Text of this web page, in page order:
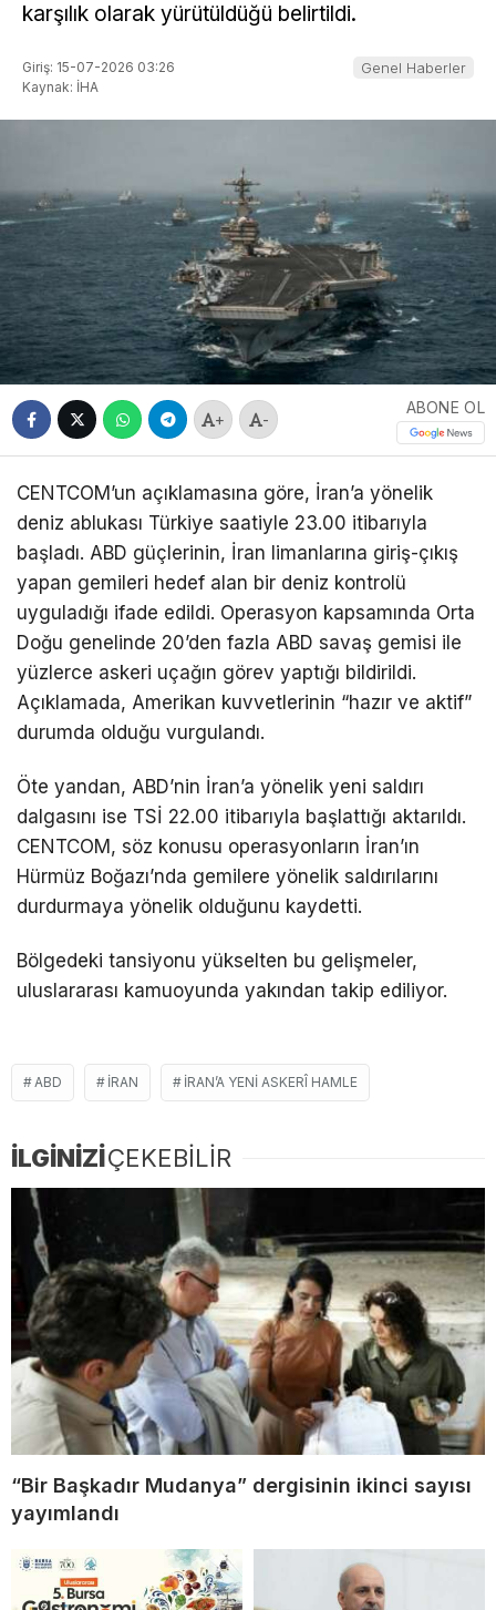
karşılık olarak yürütüldüğü belirtildi.
Giriş: 15-07-2026 03:26
Kaynak: İHA
Genel Haberler
+ -
ABONE OL
CENTCOM’un açıklamasına göre, İran’a yönelik
deniz ablukası Türkiye saatiyle 23.00 itibarıyla
başladı. ABD güçlerinin, İran limanlarına giriş-çıkış
yapan gemileri hedef alan bir deniz kontrolü
uyguladığı ifade edildi. Operasyon kapsamında Orta
Doğu genelinde 20’den fazla ABD savaş gemisi ile
yüzlerce askeri uçağın görev yaptığı bildirildi.
Açıklamada, Amerikan kuvvetlerinin “hazır ve aktif”
durumda olduğu vurgulandı.
Öte yandan, ABD’nin İran’a yönelik yeni saldırı
dalgasını ise TSİ 22.00 itibarıyla başlattığı aktarıldı.
CENTCOM, söz konusu operasyonların İran’ın
Hürmüz Boğazı’nda gemilere yönelik saldırılarını
durdurmaya yönelik olduğunu kaydetti.
Bölgedeki tansiyonu yükselten bu gelişmeler,
uluslararası kamuoyunda yakından takip ediliyor.
ABD İRAN İRAN’A YENI ASKERÎ HAMLE
İLGİNİZİÇEKEBİLİR
“Bir Başkadır Mudanya” dergisinin ikinci sayısı
yayımlandı